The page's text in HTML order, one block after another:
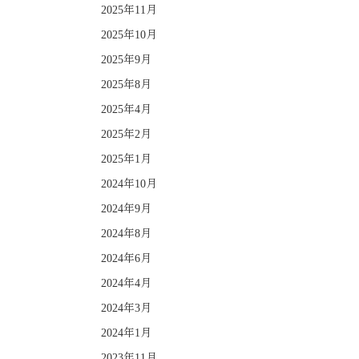
2025年11月
2025年10月
2025年9月
2025年8月
2025年4月
2025年2月
2025年1月
2024年10月
2024年9月
2024年8月
2024年6月
2024年4月
2024年3月
2024年1月